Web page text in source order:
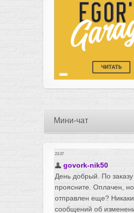
Мини-чат